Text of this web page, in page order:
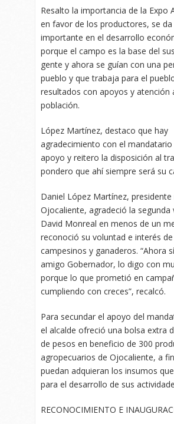
Resalto la importancia de la Expo
en favor de los productores, se da
importante en el desarrollo
porque el campo es la base del
gente y ahora se guían con una
pueblo y que trabaja para el
resultados con apoyos y atención
población.
López Martínez, destaco que hay
agradecimiento con el mandatario
apoyo y reitero la disposición al
pondero que ahí siempre será su
Daniel López Martínez, presidente
Ojocaliente, agradeció la segunda
David Monreal en menos de un
reconoció su voluntad e interés
campesinos y ganaderos. “Ahora
amigo Gobernador, lo digo con
porque lo que prometió en
cumpliendo con creces”, recalcó.
Para secundar el apoyo del
el alcalde ofreció una bolsa extra
de pesos en beneficio de 300
agropecuarios de Ojocaliente, a
puedan adquieran los insumos
para el desarrollo de sus
RECONOCIMIENTO E